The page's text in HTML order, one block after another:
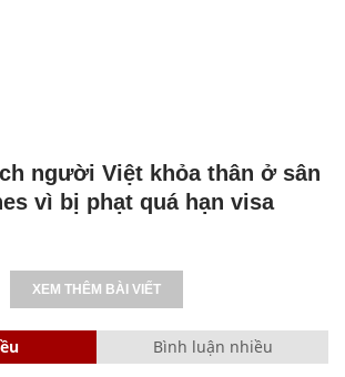
người Việt khỏa thân ở sân
vì bị phạt quá hạn visa
XEM THÊM BÀI VIẾT
Bình luận nhiều